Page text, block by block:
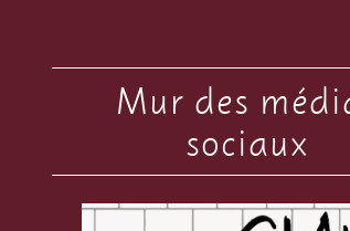
Mur des
sociaux